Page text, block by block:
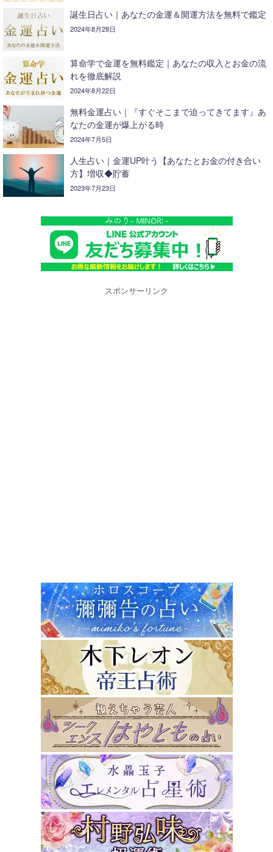
誕生日占い｜あなたの金運＆開運方法を無料で鑑定
2024年8月28日
算命学で金運を無料鑑定｜あなたの収入とお金の流
れを徹底解説
2024年8月22日
無料金運占い｜『すぐそこまで迫ってきてます』あ
なたの金運が爆上がる時
2024年7月5日
人生占い｜金運UP叶う【あなたとお金の付き合い
方】増収◆貯蓄
2023年7月23日
スポンサーリンク